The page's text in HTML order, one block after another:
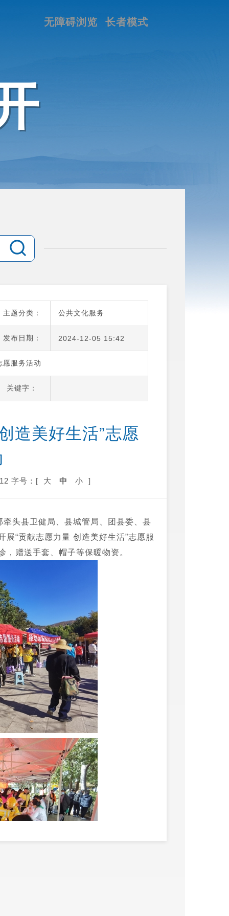
长者模式
无障碍浏览
主题分类： 公共文化服务
发布日期： 2024-12-05 15:42
愿服务活动
关键字：
造美好生活”志愿
字号：[ 大 中 小 ]
头县卫健局、县城管局、团县委、县
“贡献志愿力量 创造美好生活”志愿服
赠送手套、帽子等保暖物资。